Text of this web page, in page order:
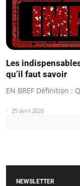
Les
qu’il faut savoir
EN BREF Définition :
25 avril 2026
NEWSLETTER